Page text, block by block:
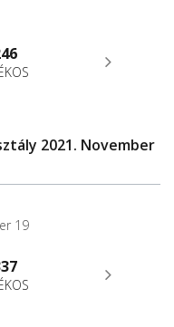
2021. November
19